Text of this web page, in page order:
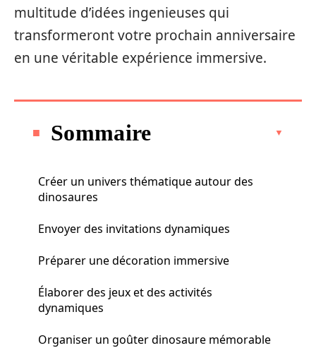
multitude d’idées ingenieuses qui
transformeront votre prochain anniversaire
en une véritable expérience immersive.
Sommaire
Créer un univers thématique autour des
dinosaures
Envoyer des invitations dynamiques
Préparer une décoration immersive
Élaborer des jeux et des activités
dynamiques
Organiser un goûter dinosaure mémorable